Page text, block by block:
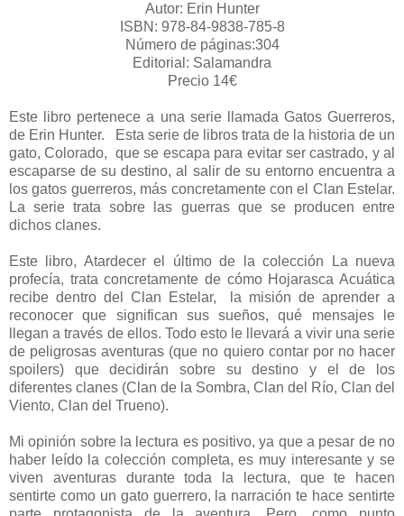
Autor: Erin Hunter
ISBN: 978-84-9838-785-8
Número de páginas:304
Editorial: Salamandra
Precio 14€
Este libro pertenece a una serie llamada Gatos Guerreros,
de Erin Hunter. Esta serie de libros trata de la historia de un
gato, Colorado, que se escapa para evitar ser castrado, y al
escaparse de su destino, al salir de su entorno encuentra a
los gatos guerreros, más concretamente con el Clan Estelar.
La serie trata sobre las guerras que se producen entre
dichos clanes.
Este libro, Atardecer el último de la colección La nueva
profecía, trata concretamente de cómo Hojarasca Acuática
recibe dentro del Clan Estelar, la misión de aprender a
reconocer que significan sus sueños, qué mensajes le
llegan a través de ellos. Todo esto le llevará a vivir una serie
de peligrosas aventuras (que no quiero contar por no hacer
spoilers) que decidirán sobre su destino y el de los
diferentes clanes (Clan de la Sombra, Clan del Río, Clan del
Viento, Clan del Trueno).
Mi opinión sobre la lectura es positivo, ya que a pesar de no
haber leído la colección completa, es muy interesante y se
viven aventuras durante toda la lectura, que te hacen
sentirte como un gato guerrero, la narración te hace sentirte